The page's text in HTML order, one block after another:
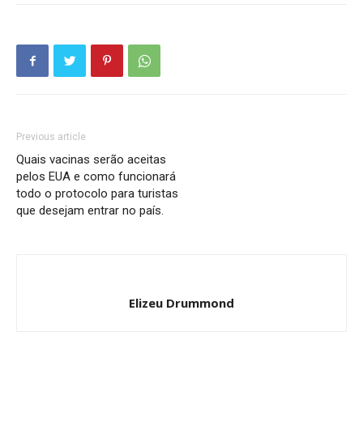
Previous article
Quais vacinas serão aceitas
pelos EUA e como funcionará
todo o protocolo para turistas
que desejam entrar no país.
Elizeu Drummond